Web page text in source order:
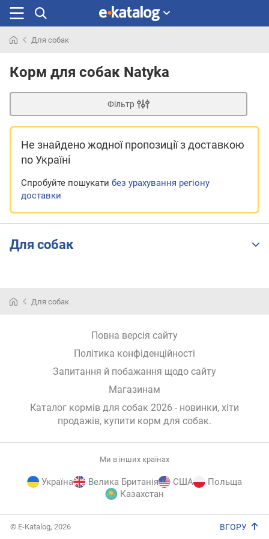
раніше
Для собак
Корм для собак Natyka
Фільтр
Не знайдено жодної пропозиціїз доставкою
по Україні
Спробуйте пошукати без урахування регіону
доставки
Для собак
Для собак
Повна версія сайту
Політика конфіденційності
Запитання й побажання щодо сайту
Магазинам
Каталог кормів для собак 2026 - новинки, хіти
продажів, купити корм для собак.
Ми в інших країнах
Україна Велика Британія США
Польща
Казахстан
© E-Katalog, 2026 ВГОРУ